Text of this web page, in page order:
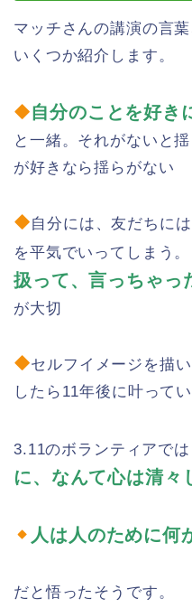
マッチさんの講演の言
いくつか紹介します。
自分のことを好き
と一緒。それがないと
が好きなら揺らがない
自分には、友だちに
を平気でいってしまう。
扱って、言っちゃっ
が大切
セルフイメージを描
したら11年後に叶ってい
3.11のボランティアでは
に、なんて心は清々
人は人のために何
だと悟ったそうです。